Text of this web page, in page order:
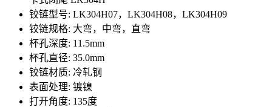
铰链型号: LK304H07，LK304H08，LK304H09
铰链规格: 大弯，中弯，直弯
杯孔深度: 11.5mm
杯孔直径: 35.0mm
铰链材质: 冷轧钢
表面处理: 镀镍
打开角度: 135度